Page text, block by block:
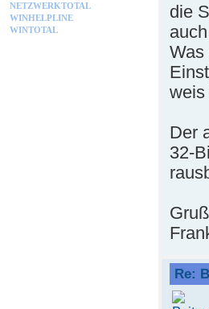
die
Was
weis
Der
32-
Gruß
Re:
NETZWERKTOTAL
WINHELPLINE
WINTOTAL